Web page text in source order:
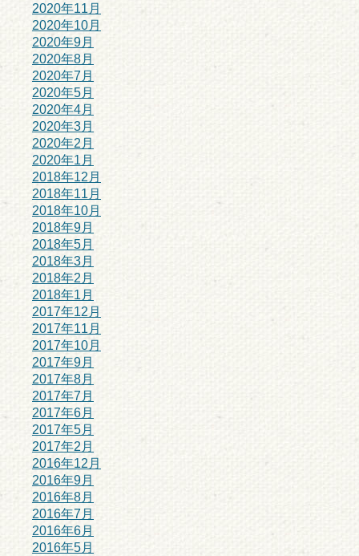
2020年11月
2020年10月
2020年9月
2020年8月
2020年7月
2020年5月
2020年4月
2020年3月
2020年2月
2020年1月
2018年12月
2018年11月
2018年10月
2018年9月
2018年5月
2018年3月
2018年2月
2018年1月
2017年12月
2017年11月
2017年10月
2017年9月
2017年8月
2017年7月
2017年6月
2017年5月
2017年2月
2016年12月
2016年9月
2016年8月
2016年7月
2016年6月
2016年5月